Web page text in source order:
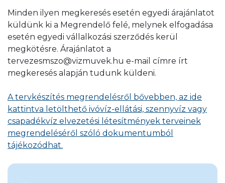
Minden ilyen megkeresés esetén egyedi árajánlatot
küldünk ki a Megrendelő felé, melynek elfogadása
esetén egyedi vállalkozási szerződés kerül
megkötésre. Árajánlatot a
tervezesmszo@vizmuvek.hu e-mail címre írt
megkeresés alapján tudunk küldeni.
A tervkészítés megrendelésről bővebben, az ide
kattintva letölthető ivóvíz-ellátási, szennyvíz vagy
csapadékvíz elvezetési létesítmények terveinek
megrendeléséről szóló dokumentumból
tájékozódhat.